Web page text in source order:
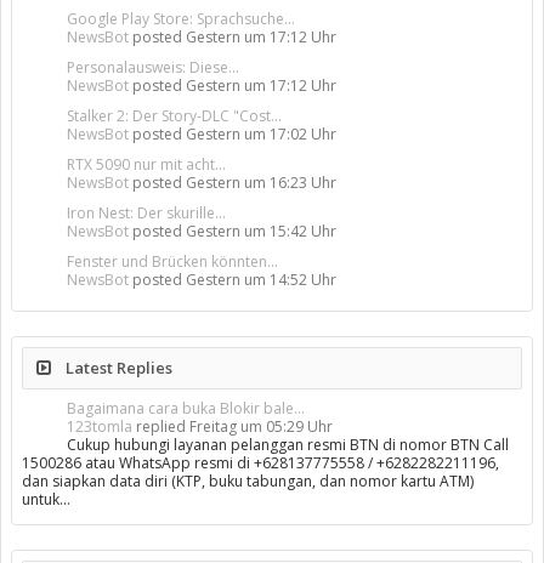
Google Play Store: Sprachsuche...
NewsBot posted Gestern um 17:12 Uhr
Personalausweis: Diese...
NewsBot posted Gestern um 17:12 Uhr
Stalker 2: Der Story-DLC "Cost...
NewsBot posted Gestern um 17:02 Uhr
RTX 5090 nur mit acht...
NewsBot posted Gestern um 16:23 Uhr
Iron Nest: Der skurille...
NewsBot posted Gestern um 15:42 Uhr
Fenster und Brücken könnten...
NewsBot posted Gestern um 14:52 Uhr
Latest Replies
Bagaimana cara buka Blokir bale...
123tomla replied Freitag um 05:29 Uhr
Cukup hubungi layanan pelanggan resmi BTN di nomor BTN Call
1500286 atau WhatsApp resmi di +628137775558 / +6282282211196,
dan siapkan data diri (KTP, buku tabungan, dan nomor kartu ATM)
untuk…